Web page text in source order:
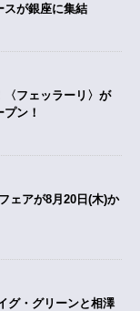
スが銀座に集結
〈フェッラーリ〉が
ン！
ェアが8月20日(木)か
グ・グリーンと相澤